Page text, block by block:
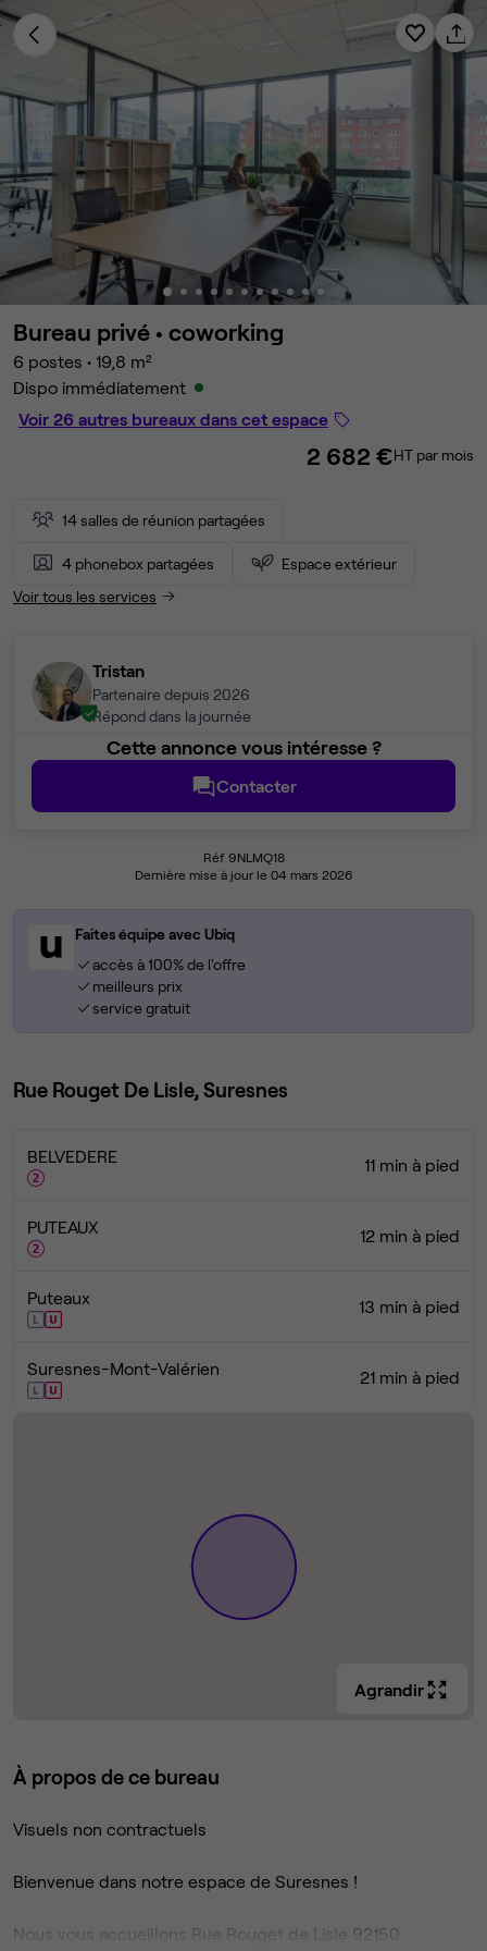
Bureau privé • coworking
6 postes • 19,8 m²
Dispo immédiatement
Voir 26 autres bureaux dans cet espace
2 682 €HT par mois
14 salles de réunion partagées
4 phonebox partagées
Espace extérieur
Voir tous les services
Tristan
Partenaire depuis 2026
Répond dans la journée
Cette annonce vous intéresse ?
Contacter
Réf 9NLMQ18
Dernière mise à jour le 04 mars 2026
Faites équipe avec Ubiq
accès à 100% de l'offre
meilleurs prix
service gratuit
Rue Rouget De Lisle, Suresnes
BELVEDERE 11 min à pied
PUTEAUX 12 min à pied
Puteaux 13 min à pied
Suresnes-Mont-Valérien 21 min à pied
Agrandir
À propos de ce bureau
Visuels non contractuels
Bienvenue dans notre espace de Suresnes !
Nous vous accueillons Rue Rouget de Lisle 92150